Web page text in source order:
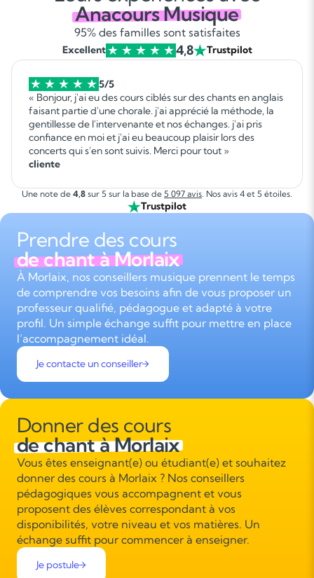
Anacours Musique
95% des familles sont satisfaites
Excellent 4,8 Trustpilot
5/5
« Bonjour, j'ai eu des cours ciblés sur des chants en anglais
faisant partie d'une chorale. j'ai apprécié la méthode, la
gentillesse de l'intervenante et nos échanges. j'ai pris
confiance en moi et j'ai eu beaucoup plaisir lors des
concerts qui s'en sont suivis. Merci pour tout »
cliente
Une note de 4,8 sur 5 sur la base de 5 097 avis. Nos avis 4 et 5 étoiles.
Trustpilot
Prendre des cours
de chant à Morlaix
À Morlaix, nos conseillers musique prennent le temps
de comprendre vos besoins afin de vous proposer un
professeur qualifié, pédagogue et adapté à votre
profil. Un simple échange suffit pour mettre en place
l’accompagnement idéal.
Je contacte un conseiller
Donner des cours
de chant à Morlaix
Vous êtes enseignant(e) ou étudiant(e) et souhaitez
donner des cours à Morlaix ? Nos conseillers
pédagogiques vous accompagnent et vous
proposent des élèves correspondant à vos
disponibilités, votre niveau et vos matières. Un
échange suffit pour commencer à enseigner.
Je postule